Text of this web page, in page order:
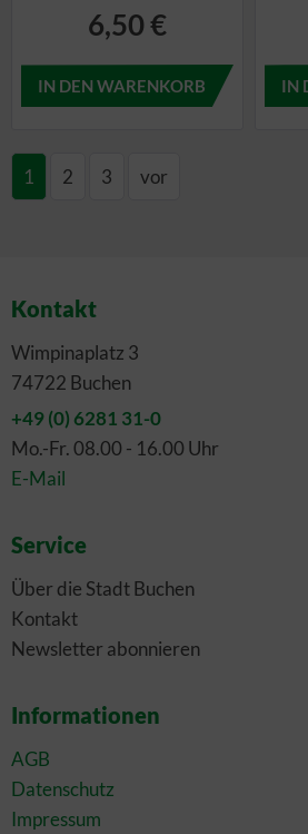
6,50 €
1 2 3 vor
Kontakt
Wimpinaplatz 3
74722 Buchen
+49 (0) 6281 31-0
Mo.-Fr. 08.00 - 16.00 Uhr
E-Mail
Service
Über die Stadt Buchen
Kontakt
Newsletter abonnieren
Informationen
AGB
Datenschutz
Impressum